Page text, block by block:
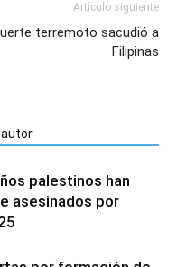
Artículo siguiente
terremoto sacudió a
Filipinas
autor
palestinos han
asesinados por